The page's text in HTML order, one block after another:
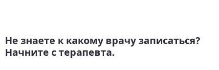
Не знаете к какому врачу записаться?
Начните с терапевта.